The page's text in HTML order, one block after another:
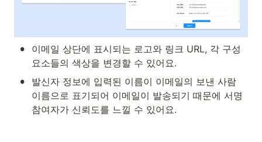
•
이메일 상단에 표시되는 로고와 링크 URL, 각 구성
요소들의 색상을 변경할 수 있어요.
•
발신자 정보에 입력된 이름이 이메일의 보낸 사람
이름으로 표기되어 이메일이 발송되기 때문에 서명
참여자가 신뢰도를 느낄 수 있어요.